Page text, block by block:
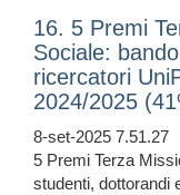
16. 5 Premi
Sociale:
ricercatori
2024/2025
8-set-2025 7.51.27
5 Premi Terza
studenti, dottorandi